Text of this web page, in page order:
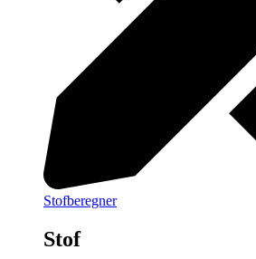
Stofberegner
Stof